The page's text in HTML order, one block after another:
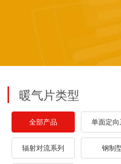
暖气片类型
全部产品 单面定向
辐射对流系列 钢制